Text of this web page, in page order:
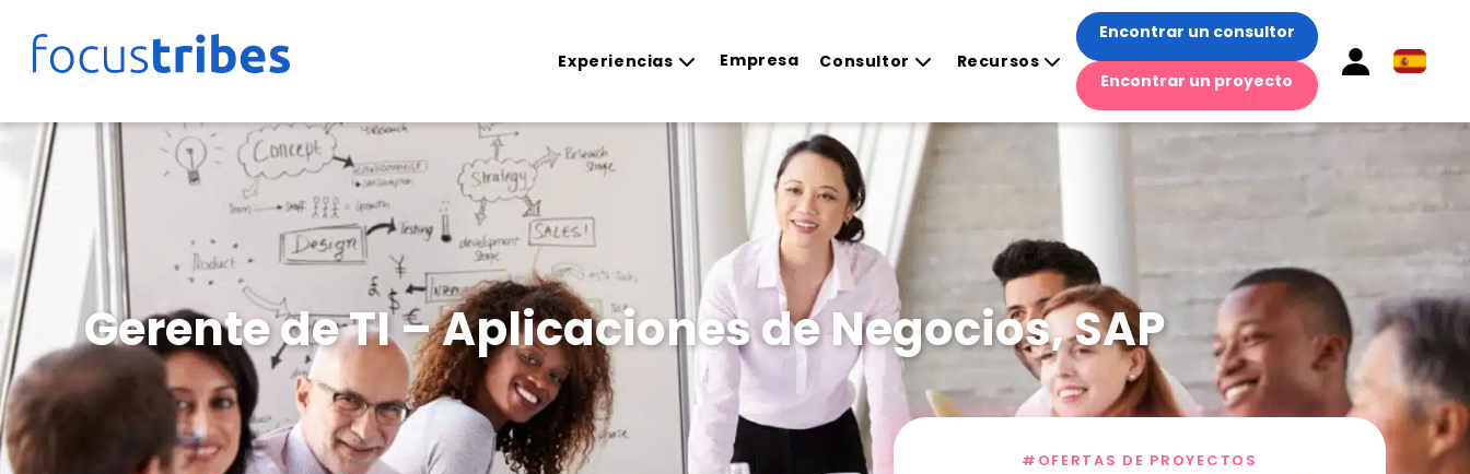
Experiencias Empresa Consultor Recursos
Encontrar un consultor
Encontrar un proyecto
Gerente de TI – Aplicaciones de Negocios, SAP
#OFERTAS DE PROYECTOS